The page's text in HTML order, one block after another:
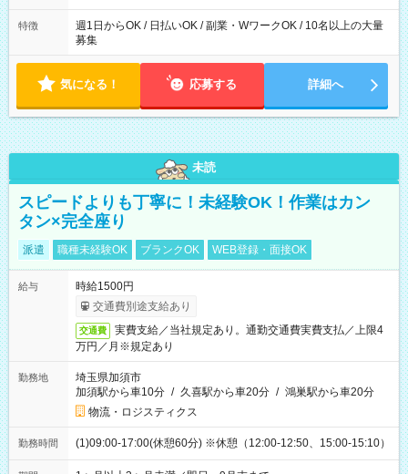
特徴
週1日からOK / 日払いOK / 副業・WワークOK / 10名以上の大量
募集
気になる！ 応募する 詳細へ
未読
スピードよりも丁寧に！未経験OK！作業はカン
タン×完全座り
派遣 職種未経験OK ブランクOK WEB登録・面接OK
給与
時給1500円
交通費別途支給あり
交通費
実費支給／当社規定あり。通勤交通費実費支払／上限4
万円／月※規定あり
勤務地
埼玉県加須市
加須駅から車10分 / 久喜駅から車20分 / 鴻巣駅から車20分
物流・ロジスティクス
勤務時間 (1)09:00-17:00(休憩60分) ※休憩（12:00-12:50、15:00-15:10）